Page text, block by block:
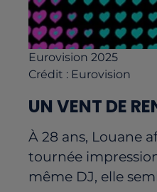
Eurovision 2025
Crédit : Eurovision
UN VENT DE
À 28 ans, Louane
tournée
même DJ, elle